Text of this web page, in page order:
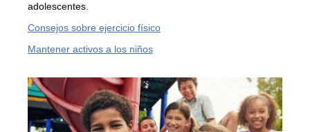
adolescentes.
Consejos sobre ejercicio físico
Mantener activos a los niños